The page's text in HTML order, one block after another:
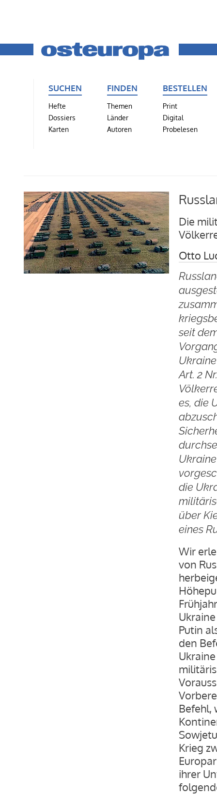
SUCHEN
Hefte
Dossiers
Karten
FINDEN
Themen
Länder
Autoren
BESTELLEN
Print
Digital
Probelesen
Die
Otto
seit
Art. 2
es, die
die
über
eines
Wir
von
Putin
den
Befehl,
Krieg
ihrer